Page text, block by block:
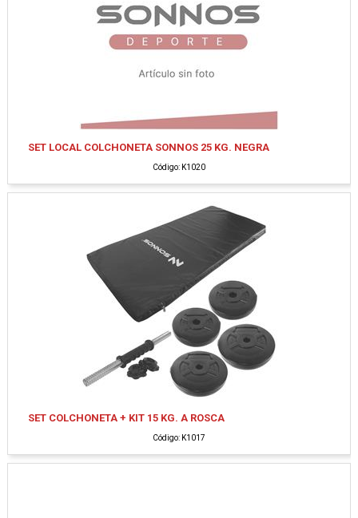
SET LOCAL COLCHONETA SONNOS 25 KG. NEGRA
Código: K1020
SET COLCHONETA + KIT 15 KG. A ROSCA
Código: K1017